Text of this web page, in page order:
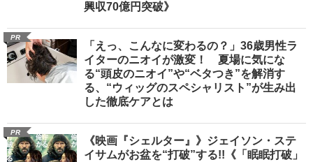
興収70億円突破》
PR
「えっ、こんなに変わるの？」36歳男性ラ
イターのニオイが激変！ 夏場に気にな
る“頭皮のニオイ”や“ベタつき”を解消す
る、“ウィッグのスペシャリスト”が生み出
した徹底ケアとは
PR
《映画『シェルター』》ジェイソン・ステ
イサムがお盆を“打破”する!!《「眠眠打破」